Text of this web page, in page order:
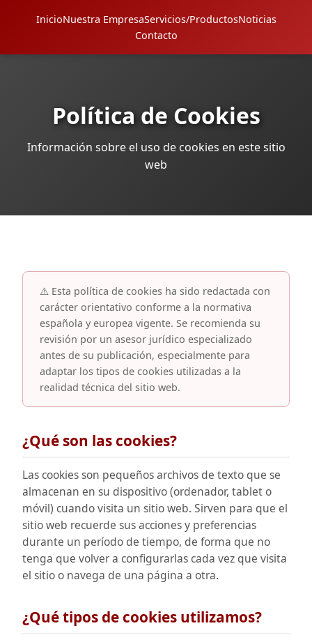
InicioNuestra EmpresaServicios/ProductosNoticias
Contacto
Política de Cookies
Información sobre el uso de cookies en este sitio
web
⚠️ Esta política de cookies ha sido redactada con
carácter orientativo conforme a la normativa
española y europea vigente. Se recomienda su
revisión por un asesor jurídico especializado
antes de su publicación, especialmente para
adaptar los tipos de cookies utilizadas a la
realidad técnica del sitio web.
¿Qué son las cookies?
Las cookies son pequeños archivos de texto que se
almacenan en su dispositivo (ordenador, tablet o
móvil) cuando visita un sitio web. Sirven para que el
sitio web recuerde sus acciones y preferencias
durante un período de tiempo, de forma que no
tenga que volver a configurarlas cada vez que visita
el sitio o navega de una página a otra.
¿Qué tipos de cookies utilizamos?